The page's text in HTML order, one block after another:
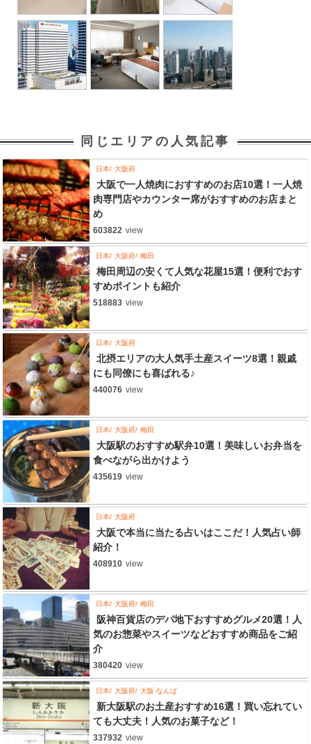
同じエリアの人気記事
日本 大阪府
大阪で一人焼肉におすすめのお店10選！一人焼
肉専門店やカウンター席がおすすめのお店まと
め
603822 view
日本 大阪府 梅田
梅田周辺の安くて人気な花屋15選！便利でおす
すめポイントも紹介
518883 view
日本 大阪府
北摂エリアの大人気手土産スイーツ8選！親戚
にも同僚にも喜ばれる♪
440076 view
日本 大阪府 梅田
大阪駅のおすすめ駅弁10選！美味しいお弁当を
食べながら出かけよう
435619 view
日本 大阪府
大阪で本当に当たる占いはここだ！人気占い師
紹介！
408910 view
日本 大阪府 梅田
阪神百貨店のデパ地下おすすめグルメ20選！人
気のお惣菜やスイーツなどおすすめ商品をご紹
介
380420 view
日本 大阪府 大阪-なんば
新大阪駅のお土産おすすめ16選！買い忘れてい
ても大丈夫！人気のお菓子など！
337932 view